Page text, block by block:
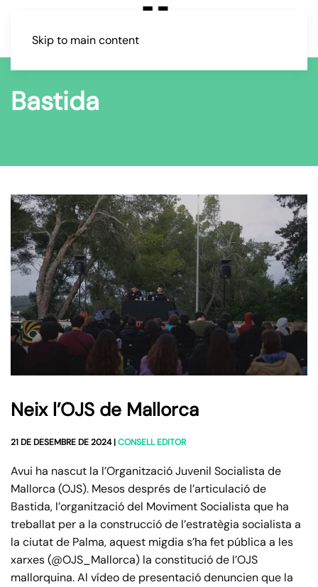
Skip to main content
Bastida
Neix l’OJS de Mallorca
21 DE DESEMBRE DE 2024|CONSELL EDITOR
Avui ha nascut la l’Organització Juvenil Socialista de
Mallorca (OJS). Mesos després de l’articulació de
Bastida, l’organització del Moviment Socialista que ha
treballat per a la construcció de l’estratègia socialista a
la ciutat de Palma, aquest migdia s’ha fet pública a les
xarxes (@OJS_Mallorca) la constitució de l’OJS
mallorquina. Al vídeo de presentació denuncien que la